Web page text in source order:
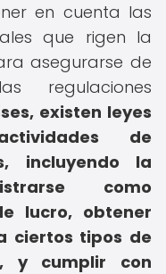
en cuenta las
que rigen la
asegurarse de
regulaciones
existen leyes
de
incluyendo la
como
lucro, obtener
ciertos tipos de
y cumplir con